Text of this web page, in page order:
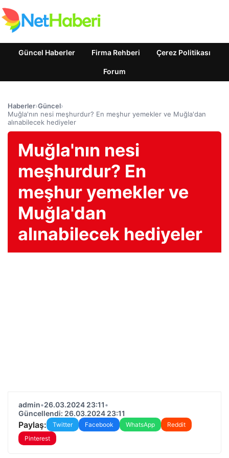
Güncel Haberler Firma Rehberi Çerez Politikası
Forum
Haberler›Güncel›
Muğla'nın nesi meşhurdur? En meşhur yemekler ve Muğla'dan
alınabilecek hediyeler
Muğla'nın nesi
meşhurdur? En
meşhur yemekler ve
Muğla'dan
alınabilecek hediyeler
admin•26.03.2024 23:11•
Güncellendi: 26.03.2024 23:11
Paylaş: Twitter Facebook WhatsApp
Reddit
Pinterest